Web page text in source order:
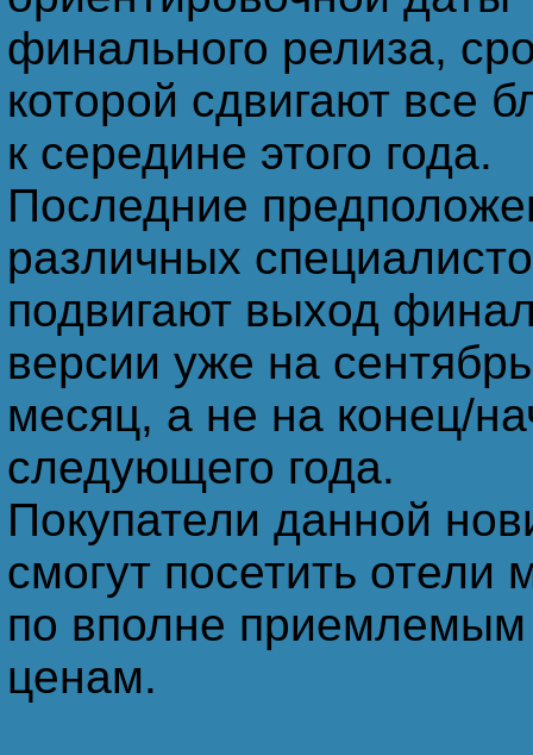
Возвращается муж неожиданно из Интернета …
Поломал Вася-хакер своего провайдера - и сидит
Клавиатуру топтать – это вам не джойстиком
Ничего так не украшает женщину, как Фотошоп.
- Зачем компьютеры пищат, когда нажимаешь сразу
- Чтобы будить уснувших на клавиатуре
финального релиза,
которой сдвигают все
к середине этого года.
Последние
различных
подвигают выход
версии уже на сентябрь
месяц, а не на конец/
следующего года.
Покупатели данной
смогут посетить отели
по вполне приемлемым
ценам.